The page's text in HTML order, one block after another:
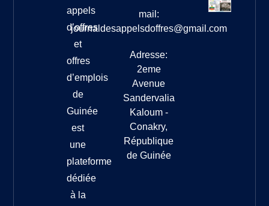
appels
d’offres
et
offres
d’emplois
de
Guinée
est
une
plateforme
dédiée
à la
mail:
journaldesappelsdoffres@gmail.com
Adresse:
2eme
Avenue
Sandervalia
Kaloum -
Conakry,
République
de Guinée